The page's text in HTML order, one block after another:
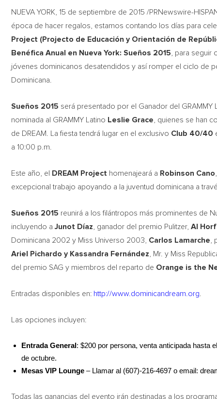
NUEVA YORK, 15 de septiembre de 2015 /PRNewswire-
época de hacer regalos, estamos contando los días para
Project (Projecto de Educación y Orientación de
Benéfica Anual en Nueva York: Sueños 2015 , para
jóvenes dominicanos desatendidos y así romper el ciclo de
Dominicana.
Sueños 2015 será presentado por el Ganador del GRAMMY
nominada al GRAMMY Latino Leslie Grace , quienes se han
de DREAM. La fiesta tendrá lugar en el exclusivo Club 40/40
a 10:00 p.m.
Este año, el DREAM Project homenajeará a Robinson Cano
excepcional trabajo apoyando a la juventud dominicana a
Sueños 2015 reunirá a los filántropos más prominentes de
incluyendo aJunot Díaz , ganador del premio Pulitzer,Al
Dominicana 2002 y Miss Universo 2003, Carlos Lamarche
Ariel Pichardo y Kassandra Fernández , Mr. y Miss
del premio SAG y miembros del reparto de Orange is the
Entradas disponibles en: http://www.dominicandream.org
Las opciones incluyen:
Entrada General: $200 por persona, venta anticipada hasta
de octubre.
Mesas VIP Lounge – Llamar al (607)-216-4697 o email:
Todas las ganancias del evento irán destinadas a los